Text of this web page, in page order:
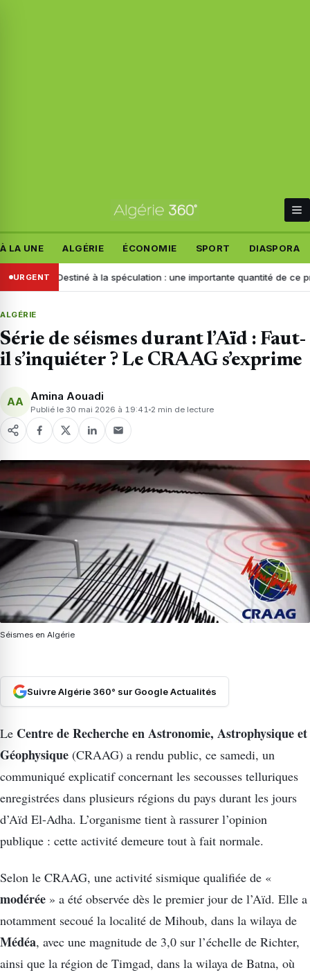
À LA UNE ALGÉRIE ÉCONOMIE SPORT DIASPORA
URGENT
Destiné à la spéculation : une importante quantité de ce produit
ALGÉRIE
Série de séismes durant l’Aïd : Faut-
il s’inquiéter ? Le CRAAG s’exprime
AA Amina Aouadi
Publié le 30 mai 2026 à 19:41 2 min de lecture
Séismes en Algérie
Suivre Algérie 360° sur Google Actualités
Le Centre de Recherche en Astronomie, Astrophysique et
Géophysique (CRAAG) a rendu public, ce samedi, un
communiqué explicatif concernant les secousses telluriques
enregistrées dans plusieurs régions du pays durant les jours
d’Aïd El-Adha. L’organisme tient à rassurer l’opinion
publique : cette activité demeure tout à fait normale.
Selon le CRAAG, une activité sismique qualifiée de «
modérée » a été observée dès le premier jour de l’Aïd. Elle a
notamment secoué la localité de Mihoub, dans la wilaya de
Médéa, avec une magnitude de 3,0 sur l’échelle de Richter,
ainsi que la région de Timgad, dans la wilaya de Batna, où